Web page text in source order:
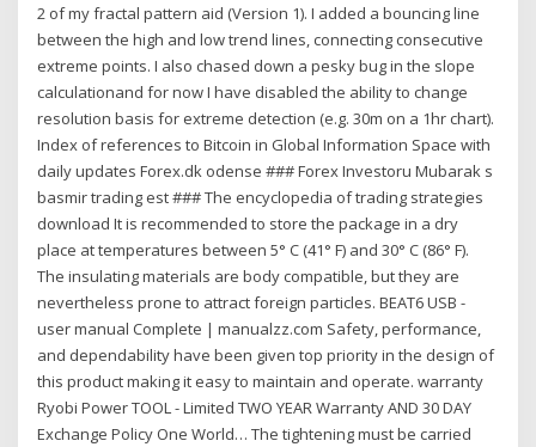
2 of my fractal pattern aid (Version 1). I added a bouncing line
between the high and low trend lines, connecting consecutive
extreme points. I also chased down a pesky bug in the slope
calculationand for now I have disabled the ability to change
resolution basis for extreme detection (e.g. 30m on a 1hr chart).
Index of references to Bitcoin in Global Information Space with
daily updates Forex.dk odense ### Forex Investoru Mubarak s
basmir trading est ### The encyclopedia of trading strategies
download It is recommended to store the package in a dry
place at temperatures between 5° C (41° F) and 30° C (86° F).
The insulating materials are body compatible, but they are
nevertheless prone to attract foreign particles. BEAT6 USB -
user manual Complete | manualzz.com Safety, performance,
and dependability have been given top priority in the design of
this product making it easy to maintain and operate. warranty
Ryobi Power TOOL - Limited TWO YEAR Warranty AND 30 DAY
Exchange Policy One World… The tightening must be carried